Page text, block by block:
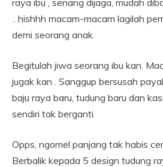
raya ibu , senang dijaga, mudah
.. hishhh macam-macam lagilah
demi seorang anak.
Begitulah jiwa seorang ibu kan.
jugak kan . Sanggup bersusah
baju raya baru, tudung baru dan
sendiri tak berganti.
Opps, ngomel panjang tak habis
Berbalik kepada 5 design tudung